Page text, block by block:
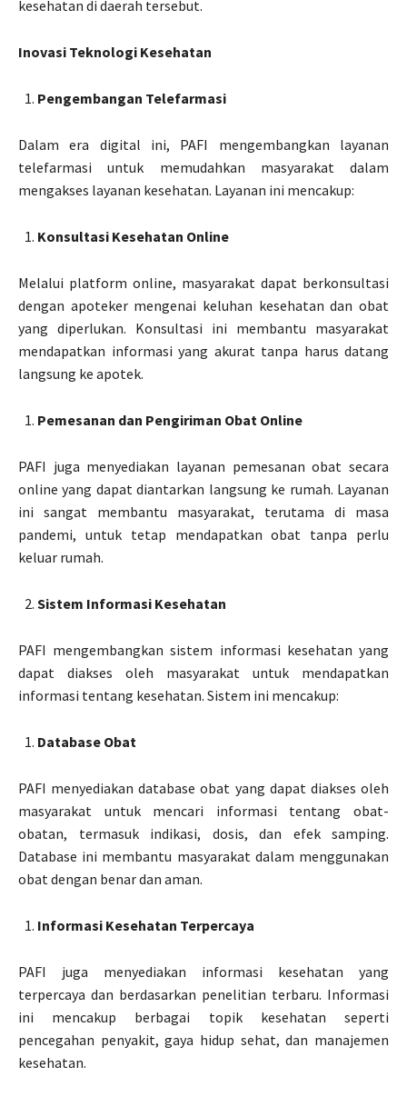
kesehatan di daerah tersebut.
Inovasi Teknologi Kesehatan
Pengembangan Telefarmasi
Dalam era digital ini, PAFI mengembangkan layanan
telefarmasi untuk memudahkan masyarakat dalam
mengakses layanan kesehatan. Layanan ini mencakup:
Konsultasi Kesehatan Online
Melalui platform online, masyarakat dapat berkonsultasi
dengan apoteker mengenai keluhan kesehatan dan obat
yang diperlukan. Konsultasi ini membantu masyarakat
mendapatkan informasi yang akurat tanpa harus datang
langsung ke apotek.
Pemesanan dan Pengiriman Obat Online
PAFI juga menyediakan layanan pemesanan obat secara
online yang dapat diantarkan langsung ke rumah. Layanan
ini sangat membantu masyarakat, terutama di masa
pandemi, untuk tetap mendapatkan obat tanpa perlu
keluar rumah.
Sistem Informasi Kesehatan
PAFI mengembangkan sistem informasi kesehatan yang
dapat diakses oleh masyarakat untuk mendapatkan
informasi tentang kesehatan. Sistem ini mencakup:
Database Obat
PAFI menyediakan database obat yang dapat diakses oleh
masyarakat untuk mencari informasi tentang obat-
obatan, termasuk indikasi, dosis, dan efek samping.
Database ini membantu masyarakat dalam menggunakan
obat dengan benar dan aman.
Informasi Kesehatan Terpercaya
PAFI juga menyediakan informasi kesehatan yang
terpercaya dan berdasarkan penelitian terbaru. Informasi
ini mencakup berbagai topik kesehatan seperti
pencegahan penyakit, gaya hidup sehat, dan manajemen
kesehatan.